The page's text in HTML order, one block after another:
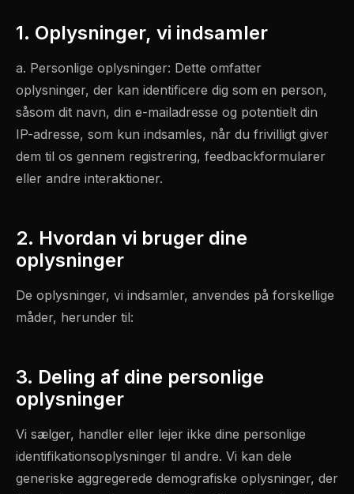
1. Oplysninger, vi indsamler
a. Personlige oplysninger: Dette omfatter
oplysninger, der kan identificere dig som en person,
såsom dit navn, din e-mailadresse og potentielt din
IP-adresse, som kun indsamles, når du frivilligt giver
dem til os gennem registrering, feedbackformularer
eller andre interaktioner.
2. Hvordan vi bruger dine
oplysninger
De oplysninger, vi indsamler, anvendes på forskellige
måder, herunder til:
3. Deling af dine personlige
oplysninger
Vi sælger, handler eller lejer ikke dine personlige
identifikationsoplysninger til andre. Vi kan dele
generiske aggregerede demografiske oplysninger, der